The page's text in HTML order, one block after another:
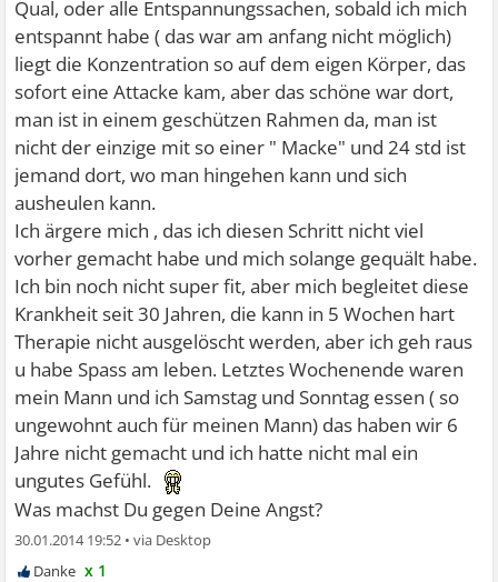
Qual, oder alle Entspannungssachen, sobald ich mich
entspannt habe ( das war am anfang nicht möglich)
liegt die Konzentration so auf dem eigen Körper, das
sofort eine Attacke kam, aber das schöne war dort,
man ist in einem geschützen Rahmen da, man ist
nicht der einzige mit so einer " Macke" und 24 std ist
jemand dort, wo man hingehen kann und sich
ausheulen kann.
Ich ärgere mich , das ich diesen Schritt nicht viel
vorher gemacht habe und mich solange gequält habe.
Ich bin noch nicht super fit, aber mich begleitet diese
Krankheit seit 30 Jahren, die kann in 5 Wochen hart
Therapie nicht ausgelöscht werden, aber ich geh raus
u habe Spass am leben. Letztes Wochenende waren
mein Mann und ich Samstag und Sonntag essen ( so
ungewohnt auch für meinen Mann) das haben wir 6
Jahre nicht gemacht und ich hatte nicht mal ein
ungutes Gefühl.
Was machst Du gegen Deine Angst?
30.01.2014 19:52 •
x 1